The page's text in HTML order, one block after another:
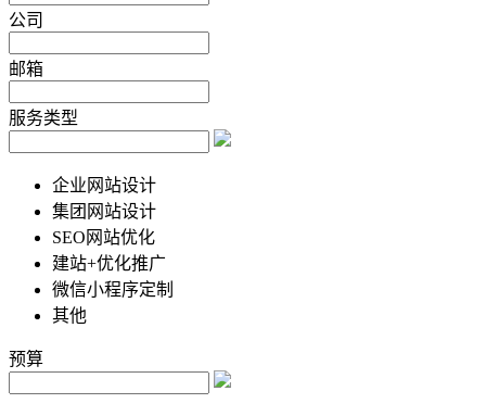
公司
邮箱
服务类型
企业网站设计
集团网站设计
SEO网站优化
建站+优化推广
微信小程序定制
其他
预算